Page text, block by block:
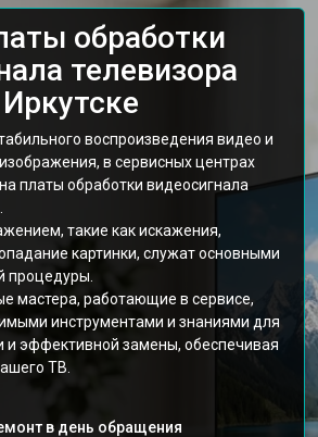
обработки
телевизора
воспроизведения видео и
в сервисных центрах
платы обработки видеосигнала
такие как искажения,
картинки, служат основными
процедуры.
мастера, работающие в сервисе,
инструментами и знаниями для
и эффективной замены, обеспечивая
ТВ.
в день обращения